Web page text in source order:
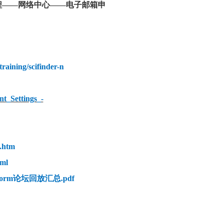
网络中心——电子邮箱申
scifinder-n
论坛回放汇总.pdf